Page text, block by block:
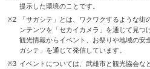
提示した環境のことです。
※2
「サガシテ」とは、ワクワクするような
ンテンツを「セカイカメラ」を通じて見つ
観光情報からイベント、お祭りや地域の安
ガシテ」を通じて発信しています。
※3 イベントについては、武雄市と観光協会な